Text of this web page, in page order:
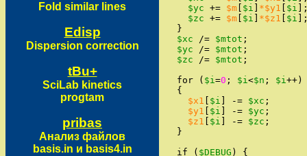
Fold similar lines
Edisp
Dispersion correction
tBu+
SciLab kinetics
progtam
pribas
Анализ файлов
basis.in и basis4.in
$yc += $m $i *$y1 $i
$zc += $m $i *$z1 $i
}
$xc
/= $mtot ;
$yc
/= $mtot ;
$zc
/= $mtot ;
for
( $i=0 ; $i<$n ; $i++ )
{
$x1
$i -= $xc ;
$y1
$i -= $yc ;
$z1
$i -= $zc ;
}
if
( $DEBUG )
{